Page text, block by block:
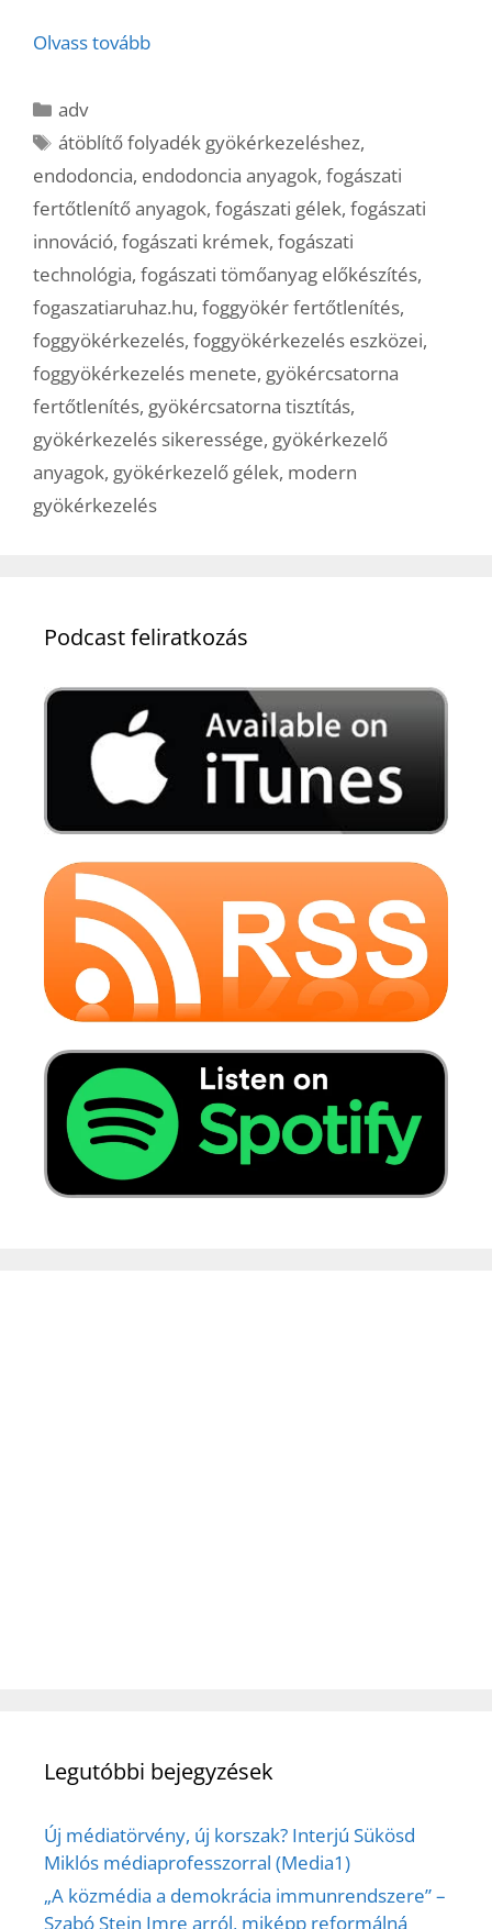
Olvass tovább
Kategória
adv
Címkék
átöblítő folyadék gyökérkezeléshez,
endodoncia, endodoncia anyagok, fogászati
fertőtlenítő anyagok, fogászati gélek, fogászati
innováció, fogászati krémek, fogászati
technológia, fogászati tömőanyag előkészítés,
fogaszatiaruhaz.hu, foggyökér fertőtlenítés,
foggyökérkezelés, foggyökérkezelés eszközei,
foggyökérkezelés menete, gyökércsatorna
fertőtlenítés, gyökércsatorna tisztítás,
gyökérkezelés sikeressége, gyökérkezelő
anyagok, gyökérkezelő gélek, modern
gyökérkezelés
Podcast feliratkozás
Legutóbbi bejegyzések
Új médiatörvény, új korszak? Interjú Sükösd
Miklós médiaprofesszorral (Media1)
„A közmédia a demokrácia immunrendszere” –
Szabó Stein Imre arról, miképp reformálná